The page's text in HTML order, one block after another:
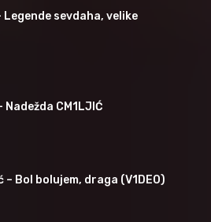
Legende sevdaha, velike
CM1LJIĆ
Bol bolujem, draga (V1DEO)